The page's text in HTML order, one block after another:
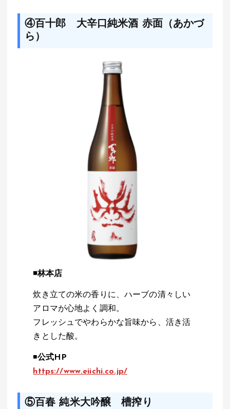
④百十郎 大辛口純米酒 赤面（あかづ
ら）
◾️林本店
炊き立ての米の香りに、ハーブの清々しい
アロマが心地よく調和。
フレッシュでやわらかな旨味から、活き活
きとした酸。
◾️公式HP
https://www.eiichi.co.jp/
⑤百春 純米大吟醸 槽搾り